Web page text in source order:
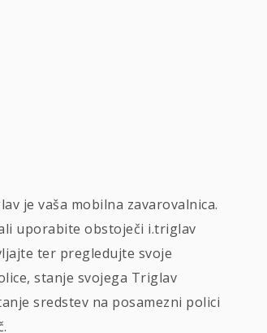
je vaša mobilna zavarovalnica.
uporabite obstoječi i.triglav
ter pregledujte svoje
stanje svojega Triglav
sredstev na posamezni polici